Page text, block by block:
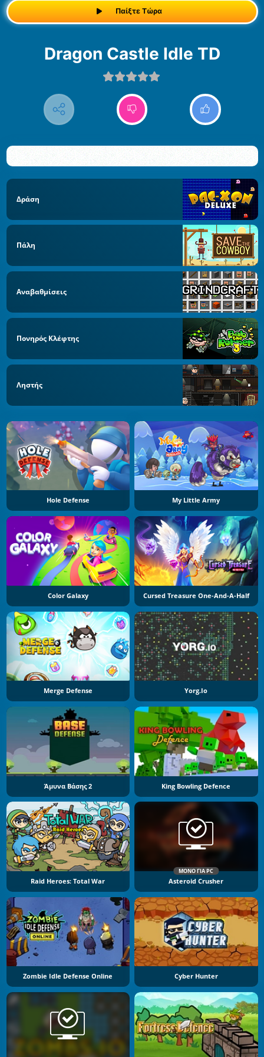
Παίξτε Τώρα
Dragon Castle Idle TD
Δράση
Πάλη
Αναβαθμίσεις
Πονηρός Κλέφτης
Ληστής
Hole Defense My Little Army
Color Galaxy Cursed Treasure One-And-A-Half
Merge Defense Yorg.io
Άμυνα Βάσης 2 King Bowling Defence
Raid Heroes: Total War
ΜΌΝΟ ΓΙΑ PC
Asteroid Crusher
Zombie Idle Defense Online Cyber Hunter